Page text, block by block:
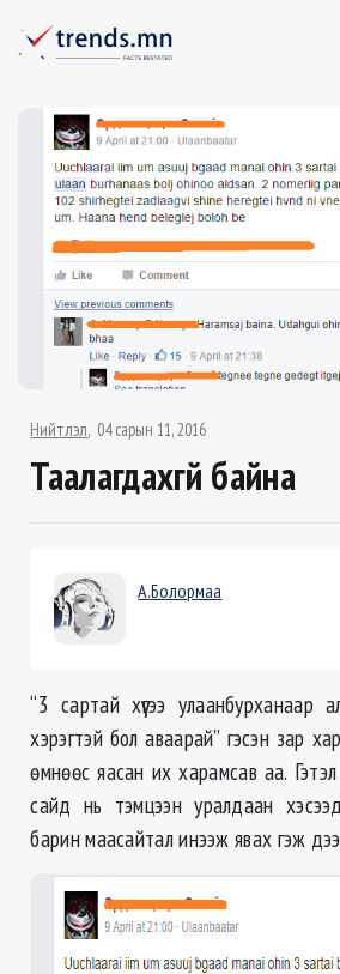
Нийтлэл 04 сарын 11, 2016
Таалагдахгүй байна
А.Болормаа
“3 сартай хүүгээ улаанбурханаар
хэрэгтэй бол аваарай” гэсэн зар
өмнөөс яасан их харамсав аа. Гэтэл
сайд нь тэмцээн уралдаан
барин маасайтал инээж явах гэж